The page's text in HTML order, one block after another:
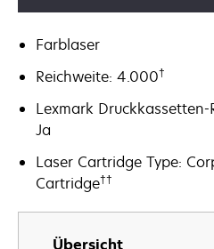
Farblaser
Reichweite: 4.000†
Lexmark
Ja
Laser Cartridge Type:
Cartridge††
Übersicht